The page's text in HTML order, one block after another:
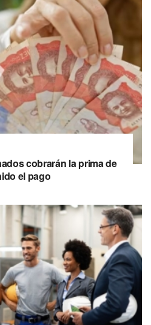
cobrarán la prima de
el pago